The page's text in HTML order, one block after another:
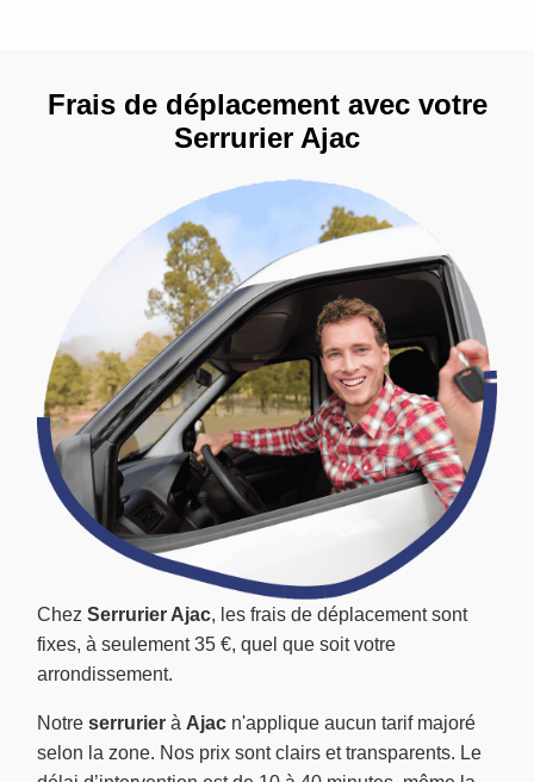
Chez Serrurier Ajac, les frais de déplacement sont
fixes, à seulement 35 €, quel que soit votre
arrondissement.
Notre serrurier à Ajac n'applique aucun tarif majoré
selon la zone. Nos prix sont clairs et transparents. Le
Frais de déplacement avec votre
Serrurier Ajac